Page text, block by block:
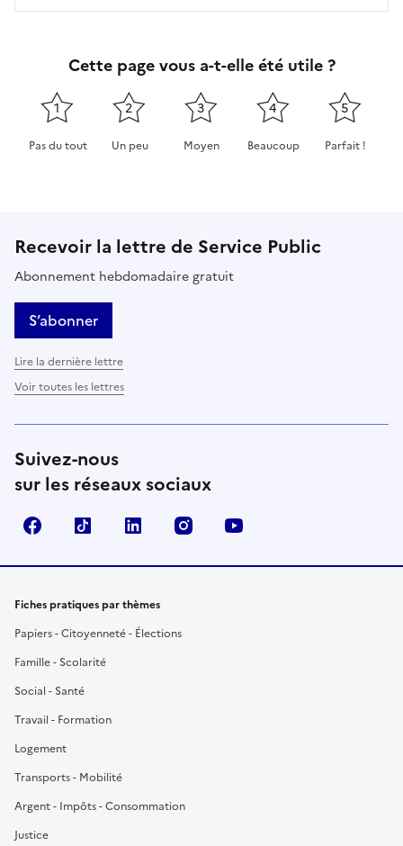
Cette page vous a-t-elle été utile ?
1
Pas du tout
2
Un peu
3
Moyen
4
Beaucoup
5
Parfait !
Recevoir la lettre de Service Public
Abonnement hebdomadaire gratuit
S’abonner
Lire la dernière lettre
Voir toutes les lettres
Suivez-nous
sur les réseaux sociaux
FacebookTikTok LinkedIn Instagram
Fiches pratiques par thèmes
Papiers - Citoyenneté - Élections
Famille - Scolarité
Social - Santé
Travail - Formation
Logement
Transports - Mobilité
Argent - Impôts - Consommation
Justice